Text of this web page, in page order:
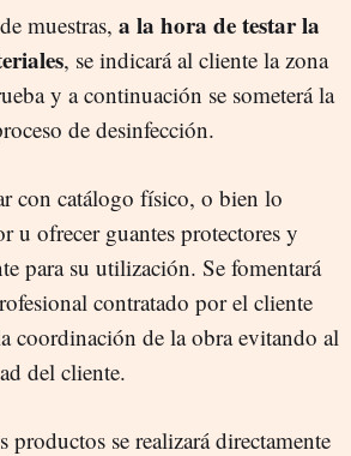
muestras, a la hora de testar la
, se indicará al cliente la zona
y a continuación se someterá la
de desinfección.
con catálogo físico, o bien lo
u ofrecer guantes protectores y
para su utilización. Se fomentará
contratado por el cliente
coordinación de la obra evitando al
del cliente.
se realizará directamente